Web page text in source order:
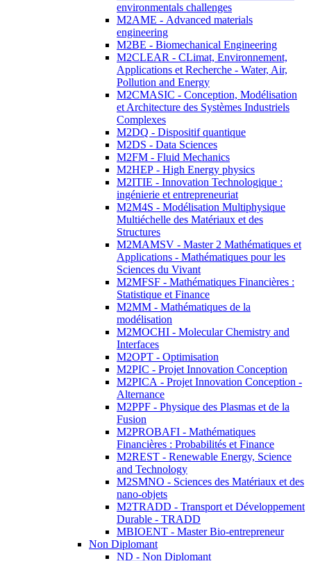
environmentals challenges
M2AME - Advanced materials
engineering
M2BE - Biomechanical Engineering
M2CLEAR - CLimat, Environnement,
Applications et Recherche - Water, Air,
Pollution and Energy
M2CMASIC - Conception, Modélisation
et Architecture des Systèmes Industriels
Complexes
M2DQ - Dispositif quantique
M2DS - Data Sciences
M2FM - Fluid Mechanics
M2HEP - High Energy physics
M2ITIE - Innovation Technologique :
ingénierie et entrepreneuriat
M2M4S - Modélisation Multiphysique
Multiéchelle des Matériaux et des
Structures
M2MAMSV - Master 2 Mathématiques et
Applications - Mathématiques pour les
Sciences du Vivant
M2MFSF - Mathématiques Financières :
Statistique et Finance
M2MM - Mathématiques de la
modélisation
M2MOCHI - Molecular Chemistry and
Interfaces
M2OPT - Optimisation
M2PIC - Projet Innovation Conception
M2PICA - Projet Innovation Conception -
Alternance
M2PPF - Physique des Plasmas et de la
Fusion
M2PROBAFI - Mathématiques
Financières : Probabilités et Finance
M2REST - Renewable Energy, Science
and Technology
M2SMNO - Sciences des Matériaux et des
nano-objets
M2TRADD - Transport et Développement
Durable - TRADD
MBIOENT - Master Bio-entrepreneur
Non Diplomant
ND - Non Diplomant